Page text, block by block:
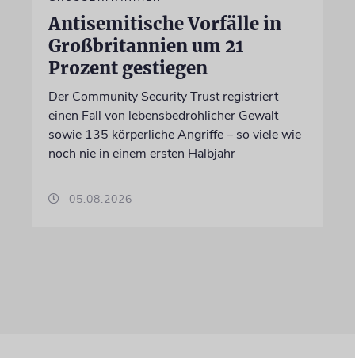
Antisemitische Vorfälle in
Großbritannien um 21
Prozent gestiegen
Der Community Security Trust registriert
einen Fall von lebensbedrohlicher Gewalt
sowie 135 körperliche Angriffe – so viele wie
noch nie in einem ersten Halbjahr
05.08.2026